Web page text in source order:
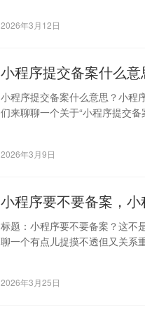
2026年3月12日
小程序提交备案什么
小程序提交备案什么意思？小程
们来聊聊一个关于“小程序提交
2026年3月9日
小程序要不要备案，
标题：小程序要不要备案？这不
聊一个有点儿捉摸不透但又关
2026年3月25日